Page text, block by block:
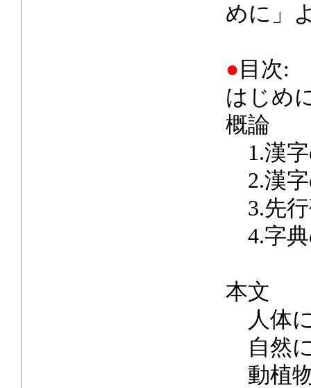
めに」
● 目次:
はじめ
概論
1.漢
2.漢字
3.先行
4.字
本文
人体
自然
動植